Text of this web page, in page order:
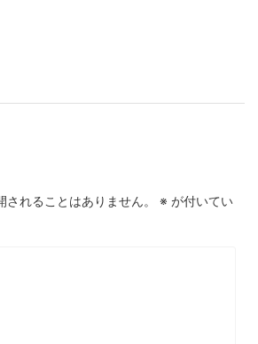
されることはありません。 ※ が付いてい